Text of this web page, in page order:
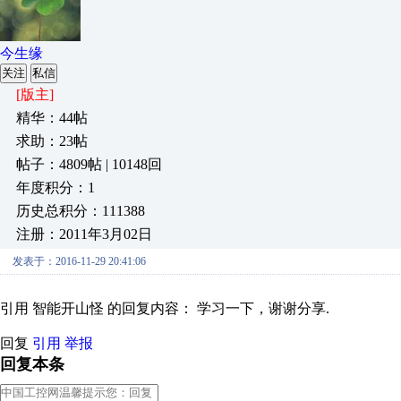
今生缘
关注 私信
[版主]
精华：44帖
求助：23帖
帖子：4809帖 | 10148回
年度积分：1
历史总积分：111388
注册：2011年3月02日
发表于：2016-11-29 20:41:06
引用 智能开山怪 的回复内容： 学习一下，谢谢分享.
回复 引用 举报
回复本条